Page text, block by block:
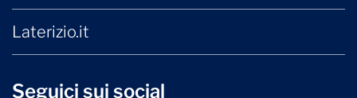
Laterizio.it
Seguici sui social